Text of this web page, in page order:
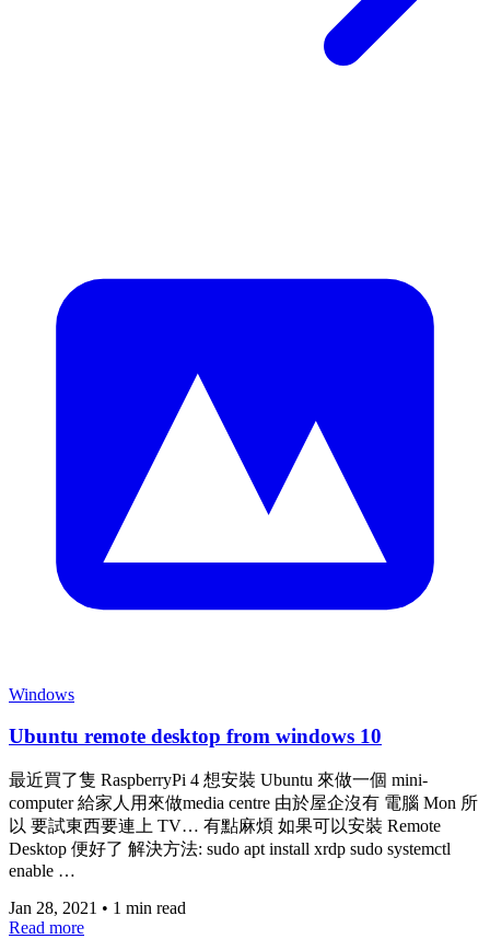
Windows
Ubuntu remote desktop from windows 10
最近買了隻 RaspberryPi 4 想安裝 Ubuntu 來做一個 mini-
computer 給家人用來做media centre 由於屋企沒有 電腦 Mon 所
以 要試東西要連上 TV… 有點麻煩 如果可以安裝 Remote
Desktop 便好了 解決方法: sudo apt install xrdp sudo systemctl
enable …
Jan 28, 2021 • 1 min read
Read more